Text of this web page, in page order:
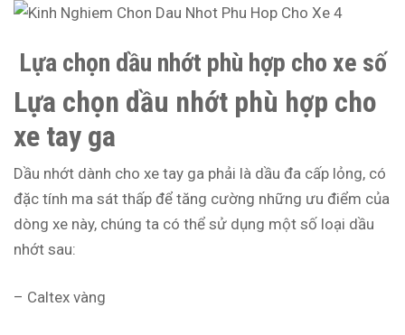
Lựa chọn dầu nhớt phù hợp cho xe số
Lựa chọn dầu nhớt phù hợp cho
xe tay ga
Dầu nhớt dành cho xe tay ga phải là dầu đa cấp lỏng, có
đặc tính ma sát thấp để tăng cường những ưu điểm của
dòng xe này, chúng ta có thể sử dụng một số loại dầu
nhớt sau:
– Caltex vàng